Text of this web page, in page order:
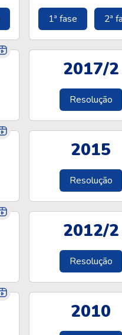
1ª fase 2ª
2017/2
Resolução
2015
Resolução
2012/2
Resolução
2010